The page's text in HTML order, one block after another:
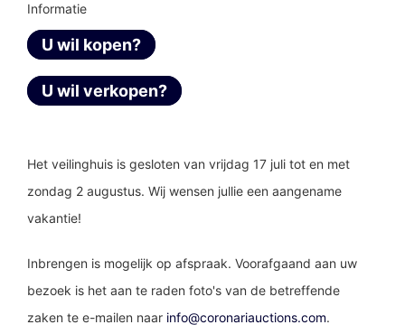
Informatie
U wil kopen?
U wil verkopen?
Het veilinghuis is gesloten van vrijdag 17 juli tot en met
zondag 2 augustus. Wij wensen jullie een aangename
vakantie!
Inbrengen is mogelijk op afspraak. Voorafgaand aan uw
bezoek is het aan te raden foto's van de betreffende
zaken te e-mailen naar info@coronariauctions.com.